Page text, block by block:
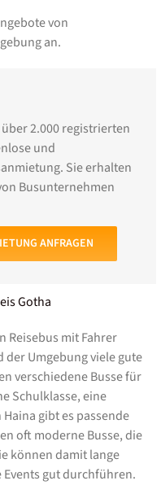
von
an.
2.000 registrierten
und
Sie erhalten
Busunternehmen
ANFRAGEN
Gotha
Reisebus mit Fahrer
der Umgebung viele gute
verschiedene Busse für
Schulklasse, eine
gibt es passende
oft moderne Busse, die
können damit lange
Events gut durchführen.